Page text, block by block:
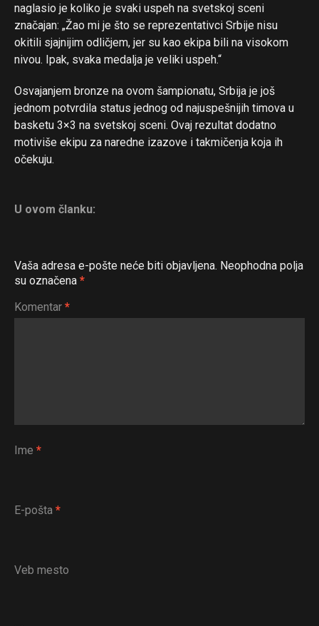
naglasio je koliko je svaki uspeh na svetskoj sceni
značajan: „Žao mi je što se reprezentativci Srbije nisu
okitili sjajnijim odličjem, jer su kao ekipa bili na visokom
nivou. Ipak, svaka medalja je veliki uspeh.“
Osvajanjem bronze na ovom šampionatu, Srbija je još
jednom potvrdila status jednog od najuspešnijih timova u
basketu 3×3 na svetskoj sceni. Ovaj rezultat dodatno
motiviše ekipu za naredne izazove i takmičenja koja ih
očekuju.
U ovom članku:
Vaša adresa e-pošte neće biti objavljena. Neophodna polja
su označena *
Komentar *
Ime *
E-pošta *
Veb mesto